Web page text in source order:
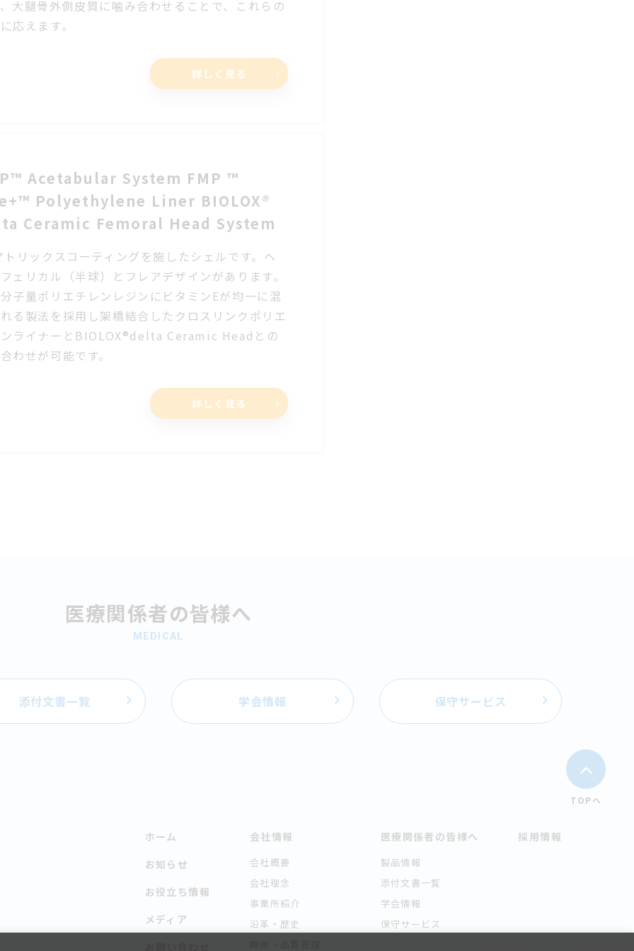
大腿骨外側皮質に噛み合わせることで、これらの
応えます。
詳しく見る
Acetabular System FMP ™
Polyethylene Liner BIOLOX®
Ceramic Femoral Head System
トリックスコーティングを施したシェルです。ヘ
ェリカル（半球）とフレアデザインがあります。
子量ポリエチレンレジンにビタミンEが均一に混
る製法を採用し架橋結合したクロスリンクポリエ
ライナーとBIOLOX®delta Ceramic Headとの
わせが可能です。
詳しく見る
医療関係者の皆様へ
MEDICAL
添付文書一覧 学会情報 保守サービス
TOPへ
ホーム
お知らせ
お役立ち情報
メディア
会社情報
会社概要
会社理念
事業所紹介
沿革・歴史
医療関係者の皆様へ
製品情報
添付文書一覧
学会情報
保守サービス
採用情報